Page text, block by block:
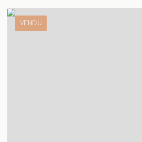
VENDU